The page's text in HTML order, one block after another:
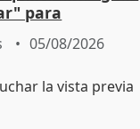
para
05/08/2026